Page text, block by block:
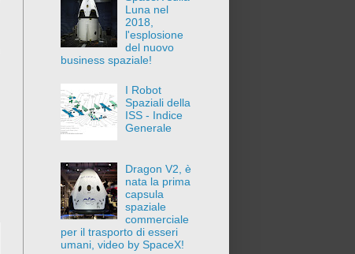
Luna nel
2018,
l'esplosione
del nuovo
business spaziale!
I Robot
Spaziali della
ISS - Indice
Generale
Dragon V2, è
nata la prima
capsula
spaziale
commerciale
per il trasporto di esseri
umani, video by SpaceX!